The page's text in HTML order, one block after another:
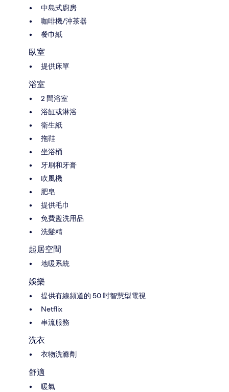
中島式廚房
咖啡機/沖茶器
餐巾紙
臥室
提供床單
浴室
2 間浴室
浴缸或淋浴
衛生紙
拖鞋
坐浴桶
牙刷和牙膏
吹風機
肥皂
提供毛巾
免費盥洗用品
洗髮精
起居空間
地暖系統
娛樂
提供有線頻道的 50 吋智慧型電視
Netflix
串流服務
洗衣
衣物洗滌劑
舒適
暖氣